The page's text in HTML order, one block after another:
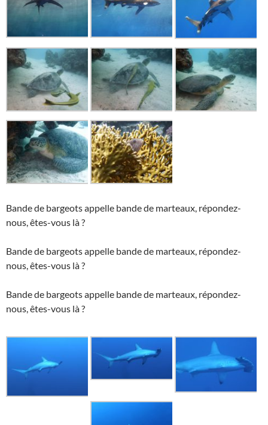
Bande de bargeots appelle bande de marteaux, répondez-
nous, êtes-vous là ?
Bande de bargeots appelle bande de marteaux, répondez-
nous, êtes-vous là ?
Bande de bargeots appelle bande de marteaux, répondez-
nous, êtes-vous là ?